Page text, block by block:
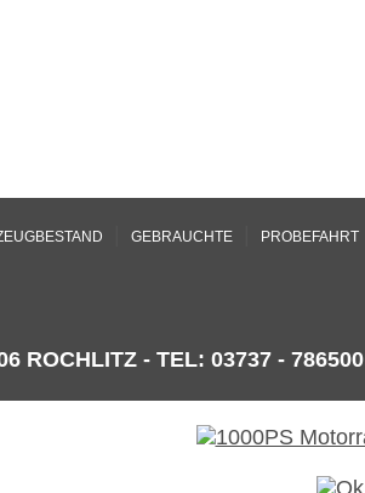
GEBRAUCHTE PROBEFAHRT
ROCHLITZ - TEL: 03737 - 786500